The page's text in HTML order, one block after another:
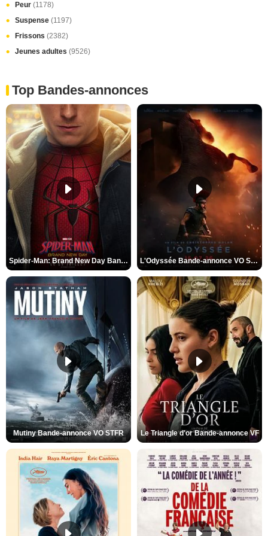
Peur (1178)
Suspense (1197)
Frissons (2382)
Jeunes adultes (9526)
Top Bandes-annonces
Spider-Man: Brand New Day Bande-annonce VO STFR L'Odyssée Bande-annonce VO STFR
Mutiny Bande-annonce VO STFR Le Triangle d'or Bande-annonce VF